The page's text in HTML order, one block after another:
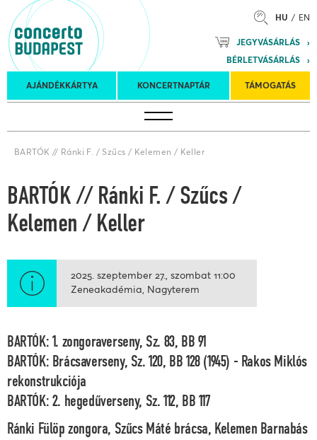
HU EN
JEGYVÁSÁRLÁS
BÉRLETVÁSÁRLÁS
AJÁNDÉKKÁRTYA KONCERTNAPTÁR TÁMOGATÁS
Koncertnaptár
turnék
Kulturális
Program
Felkéréses
koncertek
BARTÓK // Ránki F. / Szűcs / Kelemen / Keller
BARTÓK // Ránki F. / Szűcs /
Kelemen / Keller
2025. szeptember 27. szombat 11:00
Zeneakadémia, Nagyterem
BARTÓK: 1. zongoraverseny, Sz. 83, BB 91
BARTÓK: Brácsaverseny, Sz. 120, BB 128 (1945) - Rakos Miklós
rekonstrukciója
BARTÓK: 2. hegedűverseny, Sz. 112, BB 117
Ránki Fülöpzongora, Szűcs Máté brácsa, Kelemen Barnabás